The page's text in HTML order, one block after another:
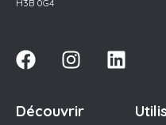
H3B 0G4
Découvrir